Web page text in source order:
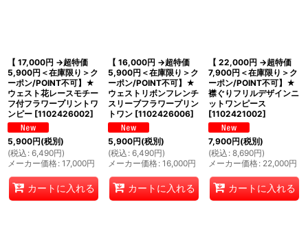
【 17,000円 →超特価
5,900円＜在庫限り＞ク
ーポン/POINT不可】★
ウェスト花レースモチー
フ付フラワープリントワ
ンピー [1102426002]
5,900円(税別)
(税込 : 6,490円)
メーカー価格: 17,000円
カートに入れる
【 16,000円 →超特価
5,900円＜在庫限り＞ク
ーポン/POINT不可】★
ウェストリボンフレンチ
スリーブフラワープリン
トワン [1102426006]
5,900円(税別)
(税込 : 6,490円)
メーカー価格: 16,000円
カートに入れる
【 22,000円 →超特価
7,900円＜在庫限り＞ク
ーポン/POINT不可】★
襟ぐりフリルデザインニ
ットワンピース
[1102421002]
7,900円(税別)
(税込 : 8,690円)
メーカー価格: 22,000円
カートに入れる